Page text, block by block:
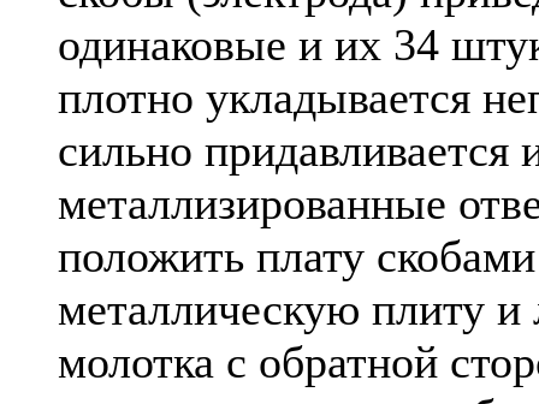
одинаковые и их 34
плотно укладывается
сильно придавливается
металлизированные
положить плату
металлическую плиту и
молотка с обратной